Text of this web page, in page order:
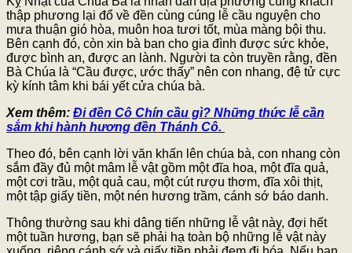
thập phương lại đổ về đền cùng cúng lễ cầu nguyện cho
mưa thuận gió hòa, muôn hoa tươi tốt, mùa màng bội thu.
Bên cạnh đó, còn xin bà ban cho gia đình được sức khỏe,
được bình an, được an lành. Người ta còn truyền rằng, đền
Bà Chúa là “Cầu được, ước thấy” nên con nhang, đệ tử cực
kỳ kính tâm khi bái yết cửa chúa bà.
Xem thêm: Đi đền Cô Chín cầu gì? Những thức lễ cần
sắm khi hành hương đền Thánh Cô.
Theo đó, bên cạnh lời văn khấn lên chúa bà, con nhang còn
sắm đầy đủ một mâm lễ vật gồm một đĩa hoa, một đĩa quả,
một cơi trầu, một quả cau, một cút rượu thơm, đĩa xôi thịt,
một tập giấy tiền, một nén hương trầm, cánh sớ báo danh.
Thông thường sau khi dâng tiến những lễ vật này, đợi hết
một tuần hương, bạn sẽ phải hạ toàn bộ những lễ vật này